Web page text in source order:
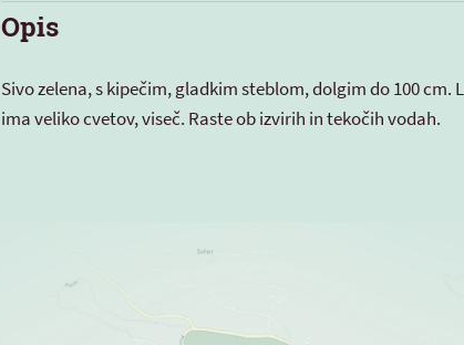
Opis
Sivo zelena, s kipečim, gladkim steblom, dolgim do 100 cm.
ima veliko cvetov, viseč. Raste ob izvirih in tekočih vodah.